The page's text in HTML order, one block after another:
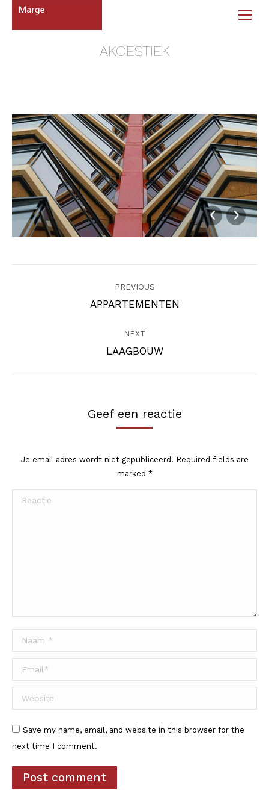
AKOESTIEK
PREVIOUS
Previous
APPARTEMENTEN
NEXT
Next
LAAGBOUW
Geef een reactie
Je email adres wordt niet gepubliceerd. Required fields are
marked *
Reactie
Naam *
Email *
Website
Save my name, email, and website in this browser for the
next time I comment.
Post comment